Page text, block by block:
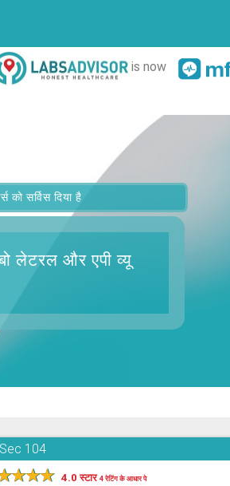
is now
सर्विस दिया है
लेटरल और एपी व्यू
104
★★★ 4.0 स्टार4 रेटिंग के आधार पे